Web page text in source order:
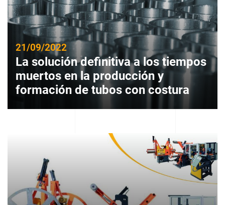
21/09/2022
La solución definitiva a los tiempos
muertos en la producción y
formación de tubos con costura